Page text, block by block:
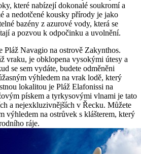
které nabízejí dokonalé soukromí a
a nedotčené kousky přírody je jako
bazény z azurové vody, která se
a pozvou k odpočinku a uvolnění.
Pláž Navagio na ostrově Zakynthos.
vraku, je obklopena vysokými útesy a
se sem vydáte, budete odměněni
výhledem na vrak lodě, který
lokalitou je Pláž Elafonissi na
pískem a tyrkysovými vlnami je tato
a nejexkluzivnějších v Řecku. Můžete
výhledem na ostrůvek s klášterem, který
ráje.